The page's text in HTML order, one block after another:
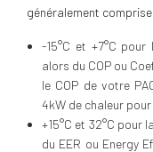
généralement
-15°C et +7°C
alors du COP ou
le COP de votre
4kW de chaleur pour
+15°C et 32°C
du EER ou Energy